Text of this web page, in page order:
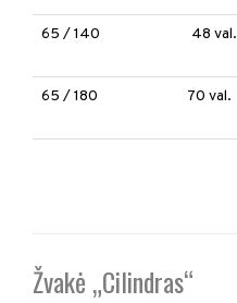
65 / 140 48 val.
65 / 180 70 val.
Žvakė „Cilindras“